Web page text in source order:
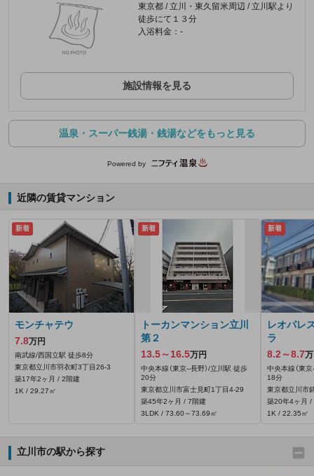
東京都 / 立川・東久留米周辺 / 立川駅より
徒歩にて１３分
入浴料金：-
施設情報を見る
温泉・スーパー銭湯・銭湯などをもっと見る
Powered by
近隣の賃貸マンション
新着
モンチャテウ
7.8万円
南武線/西国立駅 徒歩8分
東京都立川市羽衣町3丁目26-3
築17年2ヶ月 / 2階建
1K / 29.27㎡
新着
トーカンマンション立川
第２
13.5～16.5万円
中央本線（東京--長野）/立川駅 徒歩
20分
東京都立川市富士見町1丁目4-29
築45年2ヶ月 / 7階建
3LDK / 73.60～73.69㎡
新着
レオパレ
ラ
8.2～8.7
中央本線（東
18分
東京都立川市
築20年4ヶ月 /
1K / 22.35㎡
立川市の駅から探す